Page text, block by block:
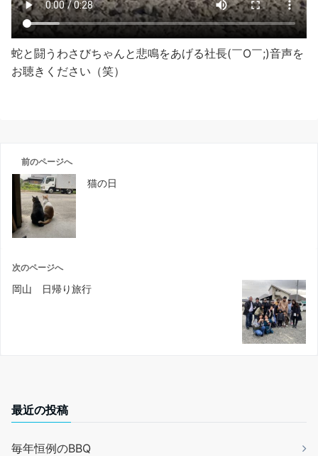
蛇と闘うわさびちゃんと悲鳴をあげる社長(￣O￣;)音声を
お聴きください（笑）
前のページへ
猫の日
次のページへ
岡山 日帰り旅行
最近の投稿
毎年恒例のBBQ